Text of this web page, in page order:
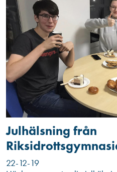
Julhälsning från
22-12-19